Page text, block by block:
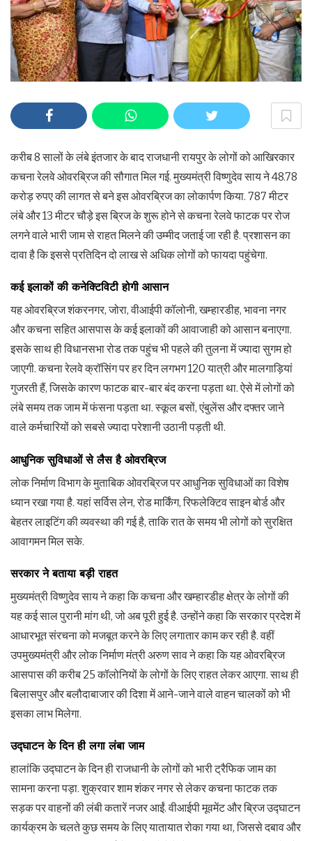
करीब 8 सालों के लंबे इंतजार के बाद राजधानी रायपुर के लोगों को आखिरकार
कचना रेलवे ओवरब्रिज की सौगात मिल गई. मुख्यमंत्री विष्णुदेव साय ने 48.78
करोड़ रुपए की लागत से बने इस ओवरब्रिज का लोकार्पण किया. 787 मीटर
लंबे और 13 मीटर चौड़े इस ब्रिज के शुरू होने से कचना रेलवे फाटक पर रोज
लगने वाले भारी जाम से राहत मिलने की उम्मीद जताई जा रही है. प्रशासन का
दावा है कि इससे प्रतिदिन दो लाख से अधिक लोगों को फायदा पहुंचेगा.
कई इलाकों की कनेक्टिविटी होगी आसान
यह ओवरब्रिज शंकरनगर, जोरा, वीआईपी कॉलोनी, खम्हारडीह, भावना नगर
और कचना सहित आसपास के कई इलाकों की आवाजाही को आसान बनाएगा.
इसके साथ ही विधानसभा रोड तक पहुंच भी पहले की तुलना में ज्यादा सुगम हो
जाएगी. कचना रेलवे क्रॉसिंग पर हर दिन लगभग 120 यात्री और मालगाड़ियां
गुजरती हैं, जिसके कारण फाटक बार-बार बंद करना पड़ता था. ऐसे में लोगों को
लंबे समय तक जाम में फंसना पड़ता था. स्कूल बसों, एंबुलेंस और दफ्तर जाने
वाले कर्मचारियों को सबसे ज्यादा परेशानी उठानी पड़ती थी.
आधुनिक सुविधाओं से लैस है ओवरब्रिज
लोक निर्माण विभाग के मुताबिक ओवरब्रिज पर आधुनिक सुविधाओं का विशेष
ध्यान रखा गया है. यहां सर्विस लेन, रोड मार्किंग, रिफलेक्टिव साइन बोर्ड और
बेहतर लाइटिंग की व्यवस्था की गई है, ताकि रात के समय भी लोगों को सुरक्षित
आवागमन मिल सके.
सरकार ने बताया बड़ी राहत
मुख्यमंत्री विष्णुदेव साय ने कहा कि कचना और खम्हारडीह क्षेत्र के लोगों की
यह कई साल पुरानी मांग थी, जो अब पूरी हुई है. उन्होंने कहा कि सरकार प्रदेश में
आधारभूत संरचना को मजबूत करने के लिए लगातार काम कर रही है. वहीं
उपमुख्यमंत्री और लोक निर्माण मंत्री अरुण साव ने कहा कि यह ओवरब्रिज
आसपास की करीब 25 कॉलोनियों के लोगों के लिए राहत लेकर आएगा. साथ ही
बिलासपुर और बलौदाबाजार की दिशा में आने-जाने वाले वाहन चालकों को भी
इसका लाभ मिलेगा.
उद्घाटन के दिन ही लगा लंबा जाम
हालांकि उद्घाटन के दिन ही राजधानी के लोगों को भारी ट्रैफिक जाम का
सामना करना पड़ा. शुक्रवार शाम शंकर नगर से लेकर कचना फाटक तक
सड़क पर वाहनों की लंबी कतारें नजर आईं. वीआईपी मूवमेंट और ब्रिज उद्घाटन
कार्यक्रम के चलते कुछ समय के लिए यातायात रोका गया था, जिससे दबाव और